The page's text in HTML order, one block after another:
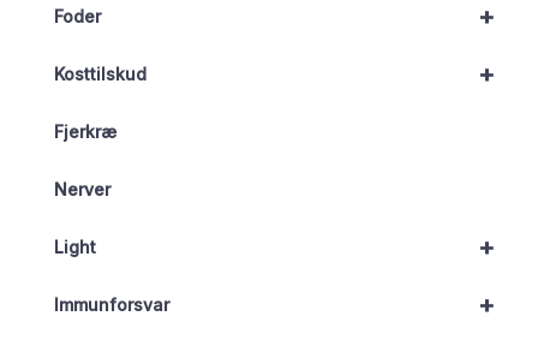
+
Foder
+
Kosttilskud
Fjerkræ
Nerver
+
Light
+
Immunforsvar